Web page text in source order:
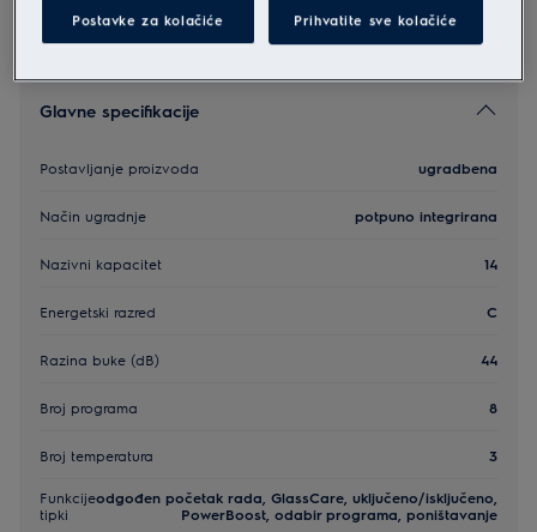
Glavne specifikacije
Postavljanje proizvoda ugradbena
Način ugradnje potpuno integrirana
Nazivni kapacitet 14
Energetski razred C
Razina buke (dB) 44
Broj programa 8
Broj temperatura 3
Funkcije
tipki
odgođen početak rada, GlassCare, uključeno/isključeno,
PowerBoost, odabir programa, poništavanje
Postavke za kolačiće Prihvatite sve kolačiće